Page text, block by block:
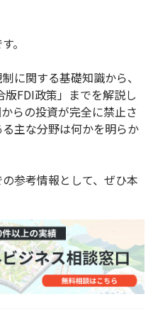
。
に関する基礎知識から、
FDI政策」までを解説し
らの投資が完全に禁止さ
主な分野は何かを明らか
参考情報として、ぜひ本